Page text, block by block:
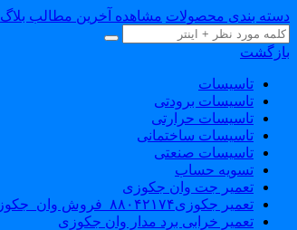
دسته بندی محصولات مشاهده آخرین مطالب بلاگ
بازگشت
تاسیسات
تاسیسات برودتی
تاسیسات حرارتی
تاسیسات ساختمانی
تاسیسات صنعتی
تسویه حساب
تعمیر جت وان جکوزی
تعمیر جکوزی۸۸۰۴۲۱۷۴_فروش وان_جکوزی
تعمیر خرابی برد مدار وان جکوزی